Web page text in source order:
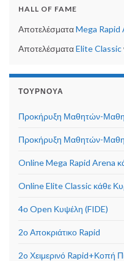
HALL OF FAME
ΑποτελέσματαMega Rapid
ΑποτελέσματαElite Classic
ΤΟΥΡΝΟΥΆ
Προκήρυξη Μαθητών-
Προκήρυξη Μαθητών-
Online Mega Rapid Arena
Online Elite Classic κάθε
4ο Open Κυψέλη (FIDE)
2ο Αποκριάτικο Rapid
2o Χειμερινό Rapid+Κοπή